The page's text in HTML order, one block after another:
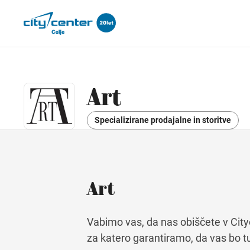
Art
Specializirane prodajalne in storitve
Art
Vabimo vas, da nas obiščete v
za katero garantiramo, da vas bo